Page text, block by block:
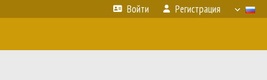
Войти Регистрация